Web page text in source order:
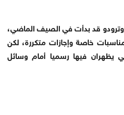
قد بدأت في الصيف الماضي،
خاصة وإجازات متكررة، لكن
يظهران فيها رسميا أمام وسائل